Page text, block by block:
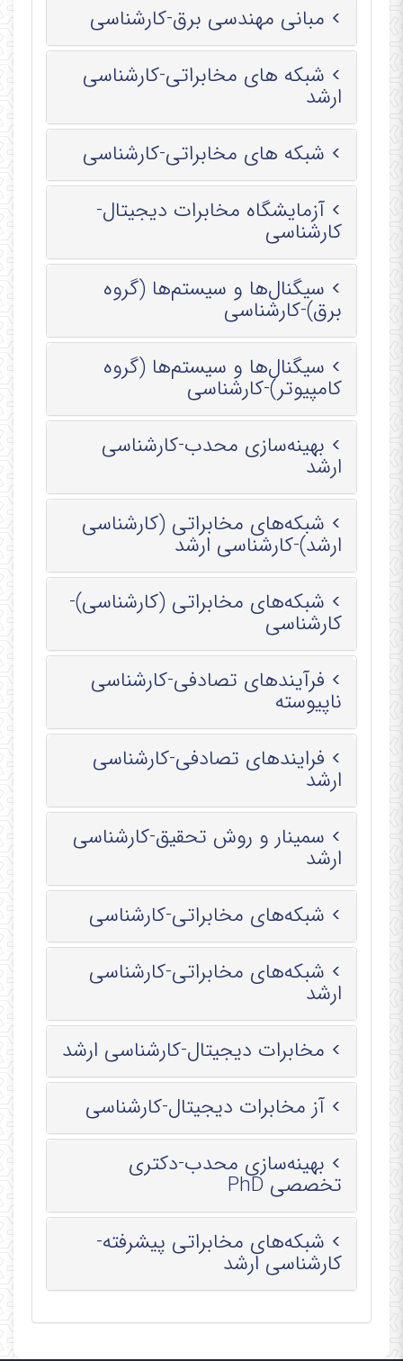
مبانی مهندسی برق-کارشناسی
شبکه های مخابراتی-کارشناسی
ارشد
شبکه های مخابراتی-کارشناسی
آزمایشگاه مخابرات دیجیتال-
کارشناسی
سیگنال‌ها و سیستم‌ها (گروه
برق)-کارشناسی
سیگنال‌ها و سیستم‌ها (گروه
کامپیوتر)-کارشناسی
بهینه‌سازی محدب-کارشناسی
ارشد
شبکه‌های مخابراتی (کارشناسی
ارشد)-کارشناسی ارشد
شبکه‌های مخابراتی (کارشناسی)-
کارشناسی
فرآیندهای تصادفی-کارشناسی
ناپیوسته
فرایندهای تصادفی-کارشناسی
ارشد
سمینار و روش تحقیق-کارشناسی
ارشد
شبکه‌های مخابراتی-کارشناسی
شبکه‌های مخابراتی-کارشناسی
ارشد
مخابرات دیجیتال-کارشناسی ارشد
آز مخابرات دیجیتال-کارشناسی
بهینه‌سازی محدب-دكتری
تخصصی PhD
شبکه‌های مخابراتی پیشرفته-
کارشناسی ارشد